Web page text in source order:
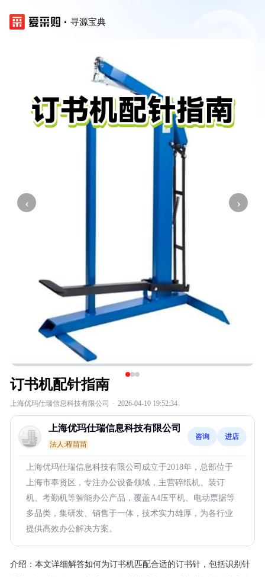
寻源宝典
‹ ›
订书机配针指南
上海优玛仕瑞信息科技有限公司 · 2026-04-10 19:52:34
上海优玛仕瑞信息科技有限公司
法人:程苗苗
咨询 进店
上海优玛仕瑞信息科技有限公司成立于2018年，总部位于
上海市奉贤区，专注办公设备领域，主营碎纸机、装订
机、考勤机等智能办公产品，覆盖A4压平机、电动票据等
多品类，集研发、销售于一体，技术实力雄厚，为各行业
提供高效办公解决方案。
介绍： 本文详细解答如何为订书机匹配合适的订书针，包括识别针